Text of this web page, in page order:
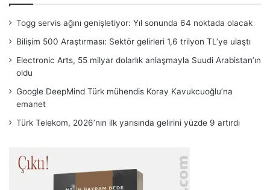
Togg servis ağını genişletiyor: Yıl sonunda 64 noktada olacak
Bilişim 500 Araştırması: Sektör gelirleri 1,6 trilyon TL’ye ulaştı
Electronic Arts, 55 milyar dolarlık anlaşmayla Suudi Arabistan’ın
oldu
Google DeepMind Türk mühendis Koray Kavukcuoğlu’na
emanet
Türk Telekom, 2026’nın ilk yarısında gelirini yüzde 9 artırdı